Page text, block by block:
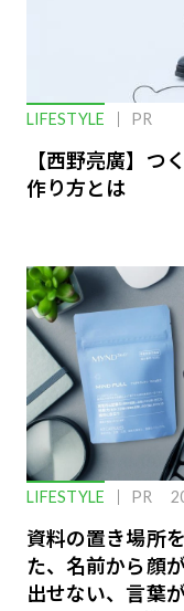
LIFESTYLE PR
【西野亮廣】つ
作り方とは
LIFESTYLE PR
資料の置き場所
た、名前から顔
出せない、言葉